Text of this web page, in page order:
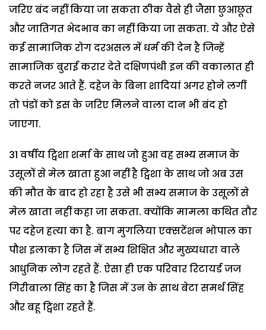
जरिए बंद नहीं किया जा सकता ठीक वैसे ही जैसा छुआछूत
और जातिगत भेदभाव का नहीं किया जा सकता. ये और ऐसे
कई सामाजिक रोग दरअसल में धर्म की देन है जिन्हें
सामाजिक बुराई करार देते दक्षिणपंथी इन की वकालात ही
करते नजर आते हैं. दहेज के बिना शादियां अगर होने लगीं
तो पंडों को इस के जरिए मिलने वाला दान भी बंद हो
जाएगा.
31 वर्षीय ट्विशा शर्मा के साथ जो हुआ वह सभ्य समाज के
उसूलों से मेल खाता हुआ नहीं है ट्विशा के साथ जो अब उस
की मौत के बाद हो रहा है उसे भी सभ्य समाज के उसूलों से
मेल खाता नहीं कहा जा सकता. क्योंकि मामला कथित तौर
पर दहेज हत्या का है. बाग मुगलिया एक्सटेंशन भोपाल का
पौश इलाका है जिस में सभ्य शिक्षित और मुख्यधारा वाले
आधुनिक लोग रहते हैं. ऐसा ही एक परिवार रिटायर्ड जज
गिरीबाला सिंह का है जिस में उन के साथ बेटा समर्थ सिंह
और बहू ट्विशा रहते हैं.